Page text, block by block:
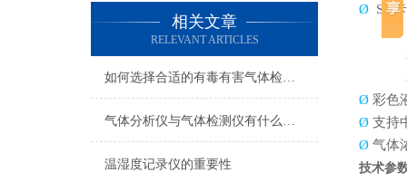
相关文章
RELEVANT ARTICLES
如何选择合适的有毒有害气体检测仪
气体分析仪与气体检测仪有什么区别
温湿度记录仪的重要性
Ø SD
Ø 彩色
Ø 支持
Ø 气体
技术参